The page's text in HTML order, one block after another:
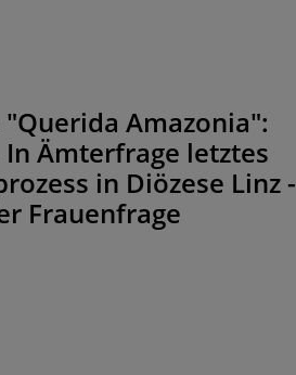
Amazonia":
Ämterfrage letztes
in Diözese Linz -
Frauenfrage